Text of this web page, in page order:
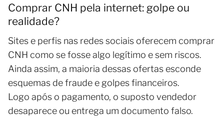
Comprar CNH pela internet: golpe ou
realidade?
Sites e perfis nas redes sociais oferecem comprar
CNH como se fosse algo legítimo e sem riscos.
Ainda assim, a maioria dessas ofertas esconde
esquemas de fraude e golpes financeiros.
Logo após o pagamento, o suposto vendedor
desaparece ou entrega um documento falso.